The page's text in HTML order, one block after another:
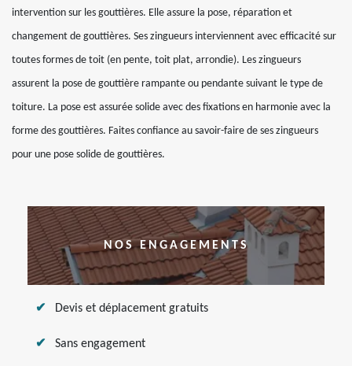
intervention sur les gouttières. Elle assure la pose, réparation et
changement de gouttières. Ses zingueurs interviennent avec efficacité sur
toutes formes de toit (en pente, toit plat, arrondie). Les zingueurs
assurent la pose de gouttière rampante ou pendante suivant le type de
toiture. La pose est assurée solide avec des fixations en harmonie avec la
forme des gouttières. Faites confiance au savoir-faire de ses zingueurs
pour une pose solide de gouttières.
NOS ENGAGEMENTS
Devis et déplacement gratuits
Sans engagement